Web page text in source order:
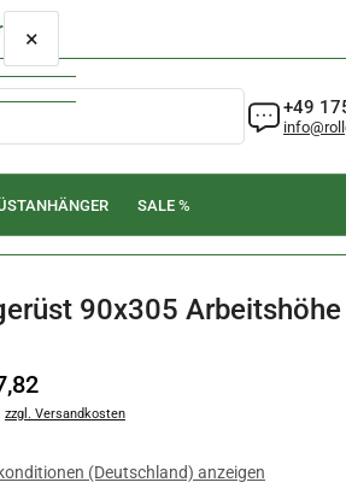
+49
SALE %
90x305
zzgl. Versandkosten
(Deutschland) anzeigen
×